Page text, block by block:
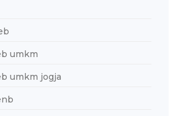
umkm
umkm jogja